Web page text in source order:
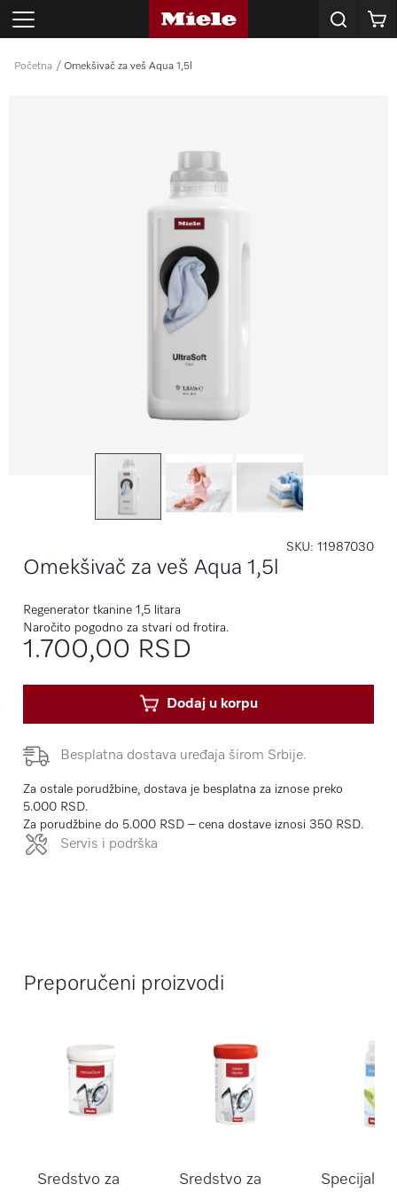
Korpa
Početna Omekšivač za veš Aqua 1,5l
SKU 11987030
Omekšivač za veš Aqua 1,5l
Regenerator tkanine 1,5 litara
Naročito pogodno za stvari od frotira.
1.700,00 RSD
Dodaj u korpu
Besplatna dostava uređaja širom Srbije.
Za ostale porudžbine, dostava je besplatna za iznose preko
5.000 RSD.
Za porudžbine do 5.000 RSD – cena dostave iznosi 350 RSD.
Servis i podrška
Preporučeni proizvodi
Sredstvo za
Sredstvo za
Specijalni